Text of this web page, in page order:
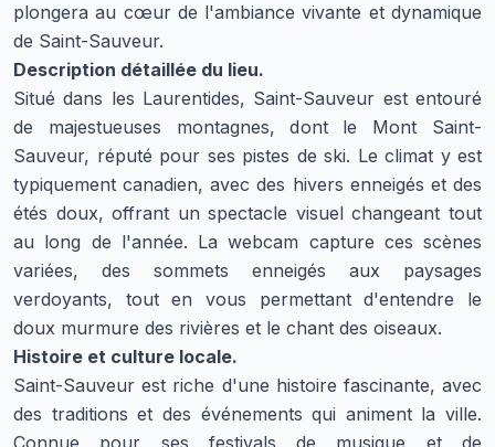
plongera au cœur de l'ambiance vivante et dynamique
de Saint-Sauveur.
Description détaillée du lieu.
Situé dans les Laurentides, Saint-Sauveur est entouré
de majestueuses montagnes, dont le Mont Saint-
Sauveur, réputé pour ses pistes de ski. Le climat y est
typiquement canadien, avec des hivers enneigés et des
étés doux, offrant un spectacle visuel changeant tout
au long de l'année. La webcam capture ces scènes
variées, des sommets enneigés aux paysages
verdoyants, tout en vous permettant d'entendre le
doux murmure des rivières et le chant des oiseaux.
Histoire et culture locale.
Saint-Sauveur est riche d'une histoire fascinante, avec
des traditions et des événements qui animent la ville.
Connue pour ses festivals de musique et de